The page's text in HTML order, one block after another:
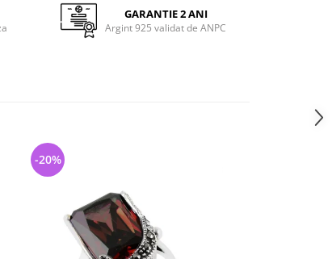
GARANTIE 2 ANI
Argint 925 validat de ANPC
-20%